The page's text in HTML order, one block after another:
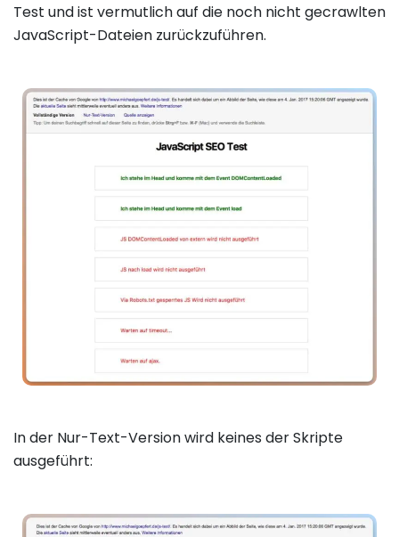
Test und ist vermutlich auf die noch nicht gecrawlten
JavaScript-Dateien zurückzuführen.
In der Nur-Text-Version wird keines der Skripte
ausgeführt: